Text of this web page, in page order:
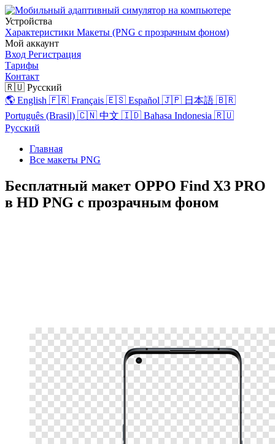
Устройства
Характеристики Макеты (PNG с прозрачным фоном)
Мой аккаунт
Вход Регистрация
Тарифы
Контакт
🇷🇺 Русский
🌎 English 🇫🇷 Français 🇪🇸 Español 🇯🇵 日本語 🇧🇷
Português (Brasil) 🇨🇳 中文 🇮🇩 Bahasa Indonesia 🇷🇺
Русский
Главная
Все макеты PNG
Бесплатный макет OPPO Find X3 PRO
в HD PNG с прозрачным фоном